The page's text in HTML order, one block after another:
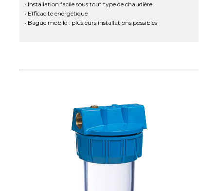
• Installation facile sous tout type de chaudière
• Efficacité énergétique
• Bague mobile : plusieurs installations possibles